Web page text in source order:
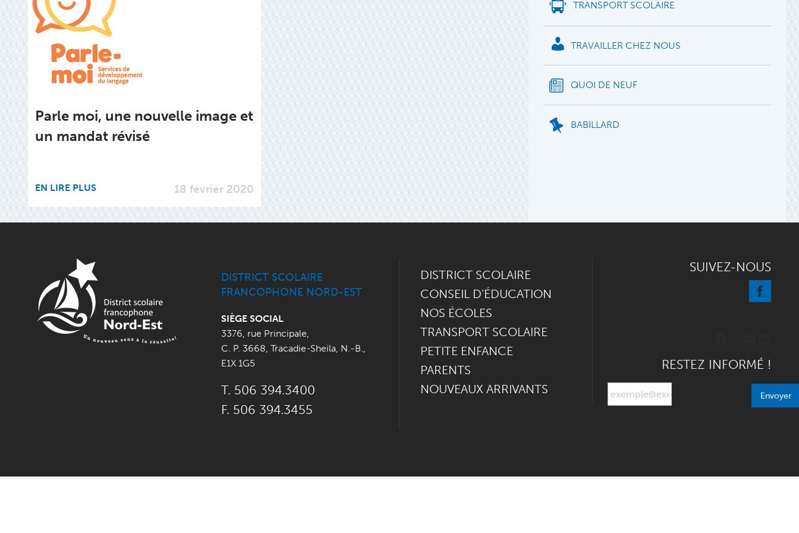
TRANSPORT SCOLAIRE
TRAVAILLER CHEZ NOUS
QUOI DE NEUF
BABILLARD
Parle moi, une nouvelle image et
un mandat révisé
EN LIRE PLUS 18 février 2020
DISTRICT SCOLAIRE
FRANCOPHONE NORD-EST
SIÈGE SOCIAL
3376, rue Principale,
C. P. 3668, Tracadie-Sheila, N.-B.,
E1X 1G5
T. 506 394.3400
F. 506 394.3455
DISTRICT SCOLAIRE
CONSEIL D’ÉDUCATION
NOS ÉCOLES
TRANSPORT SCOLAIRE
PETITE ENFANCE
PARENTS
NOUVEAUX ARRIVANTS
SUIVEZ-NOUS
RESTEZ INFORMÉ !
Envoyer